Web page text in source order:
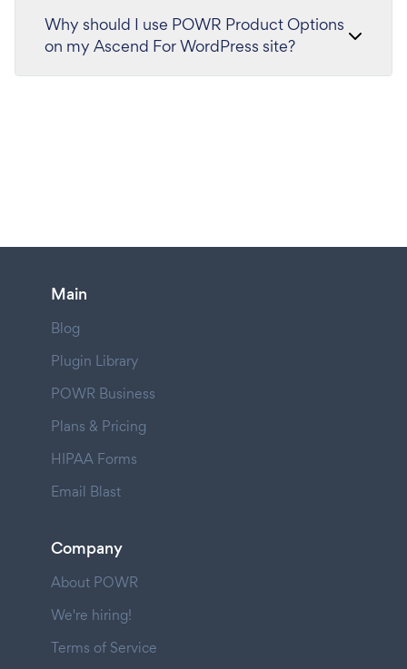
Why should I use POWR Product Options
on my Ascend For WordPress site?
Main
Blog
Plugin Library
POWR Business
Plans & Pricing
HIPAA Forms
Email Blast
Company
About POWR
We're hiring!
Terms of Service